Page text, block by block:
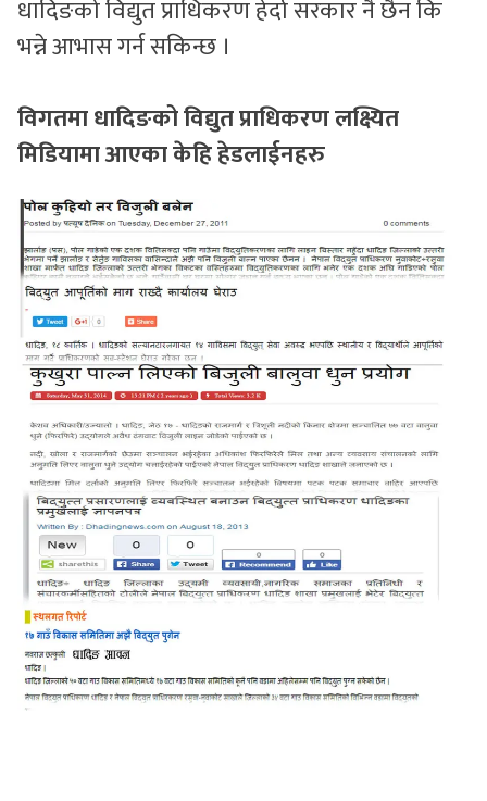
धादिङको विद्युत प्राधिकरण हेर्दा सरकार नै छैन कि
भन्ने आभास गर्न सकिन्छ ।
विगतमा धादिङको विद्युत प्राधिकरण लक्ष्यित
मिडियामा आएका केहि हेडलाईनहरु